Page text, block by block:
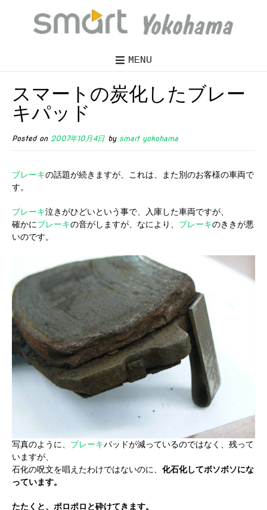
MENU
スマートの炭化したブレー
キパッド
Posted on 2007年10月4日 by smart yokohama
ブレーキの話題が続きますが、これは、また別のお客様の車両で
す。
ブレーキ泣きがひどいという事で、入庫した車両ですが、
確かにブレーキの音がしますが、なにより、 ブレーキのききが悪
いのです。
写真のように、 ブレーキパッドが減っているのではなく、残って
いますが、
石化の呪文を唱えたわけではないのに、 化石化してボソボソにな
っています。
たたくと、ポロポロと砕けてきます。